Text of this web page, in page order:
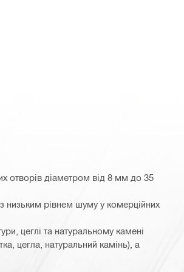
отворів діаметром від 8 мм до 35
низьким рівнем шуму у комерційних
цеглі та натуральному камені
цегла, натуральний камінь), а